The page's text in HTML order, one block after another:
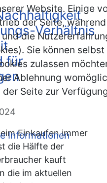
Verhältnis
für
Einkaufen immer
die Hälfte der
kauft
die im aktuellen
Website. Einige
der Seite,
die
Sie können selbst
zulassen
Ablehnung
Seite zur
Informationen